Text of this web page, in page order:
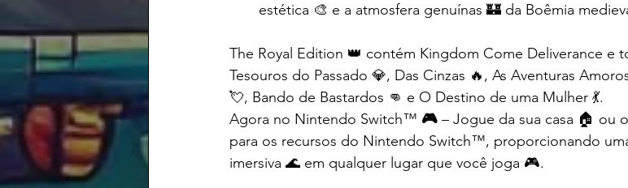
estética 🎨 e a atmosfera genuínas 🏰 da Boêmia
The Royal Edition 👑 contém Kingdom Come Deliverance e
Tesouros do Passado 💎, Das Cinzas 🔥, As Aventuras
💘, Bando de Bastardos 👊 e O Destino de uma Mulher 💃.
Agora no Nintendo Switch™ 🎮 – Jogue da sua casa 🏠 ou
para os recursos do Nintendo Switch™, proporcionando
imersiva 🌊 em qualquer lugar que você joga 🎮.